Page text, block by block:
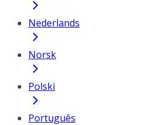
Nederlands
Norsk
Polski
Português